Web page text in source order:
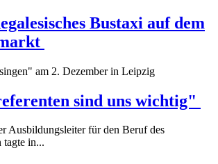
Bustaxi auf dem
am 2. Dezember in Leipzig
sind uns wichtig"
Ausbildungsleiter für den Beruf des
tagte in...